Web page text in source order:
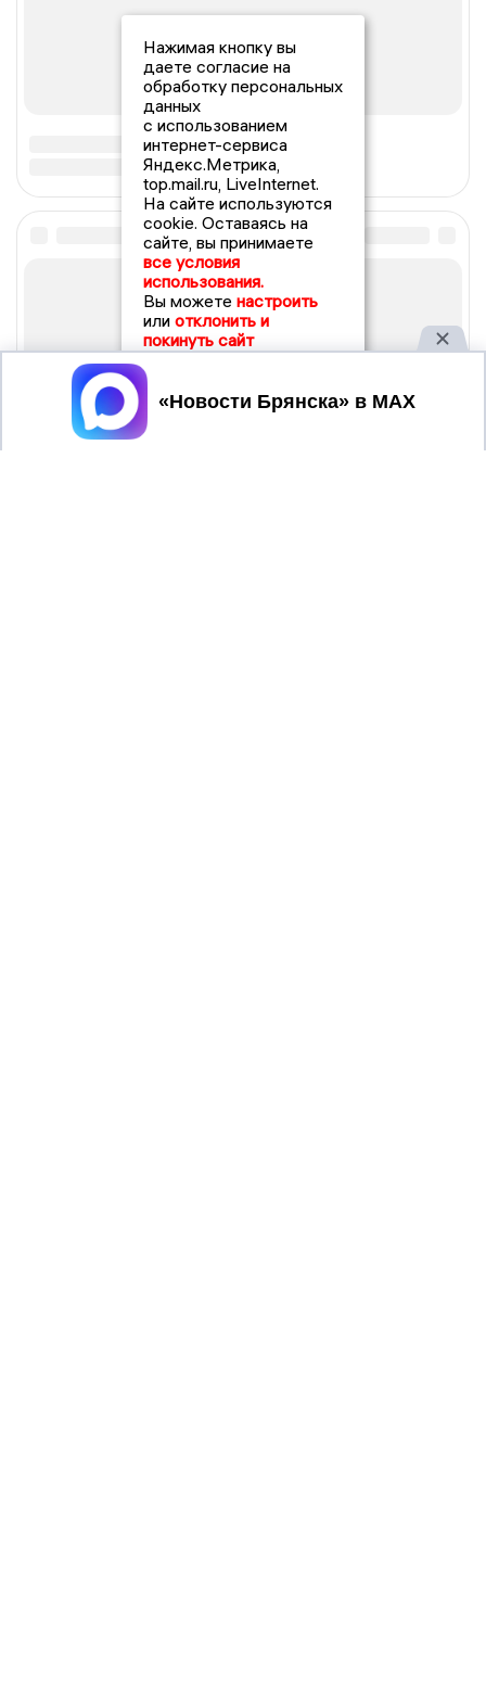
Нажимая кнопку вы
даете согласие на
обработку персональных
данных
с использованием
интернет-сервиса
Яндекс.Метрика,
top.mail.ru, LiveInternet.
На сайте используются
cookie. Оставаясь на
сайте, вы принимаете
все условия
использования.
Вы можете настроить
или отклонить и
покинуть сайт
Принять